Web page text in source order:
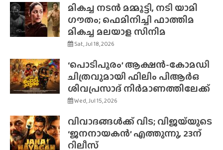
മികച്ച നടൻ മമ്മൂട്ടി, നടി യാമി
ഗൗതം; ഫെമിനിച്ചി ഫാത്തിമ
മികച്ച മലയാള സിനിമ
Sat, Jul 18, 2026
‘പൊടിപൂരം’ ആക്ഷൻ-കോമഡി
ചിത്രവുമായി ഫിലിം പിആർഒ
ശിവപ്രസാദ് നിർമാണത്തിലേക്ക്
Wed, Jul 15, 2026
വിവാദങ്ങൾക്ക് വിട; വിജയ്‌യുടെ
‘ജനനായകൻ’ എത്തുന്നു, 23ന്
റിലീസ്